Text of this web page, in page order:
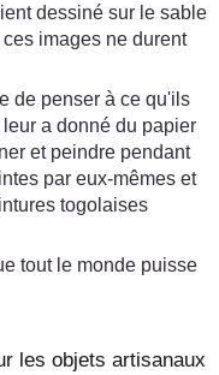
dessiné sur le sable
images ne durent
de penser à ce qu'ils
a donné du papier
et peindre pendant
par eux-mêmes et
togolaises
tout le monde puisse
les objets artisanaux